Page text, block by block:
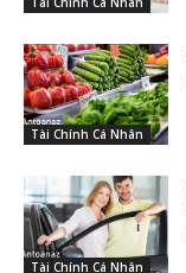
Tài Chính Cá Nhân
Tài Chính Cá Nhân